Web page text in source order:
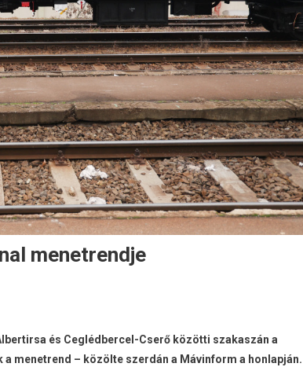
menetrendje
és Ceglédbercel-Cserő közötti szakaszán a
menetrend – közölte szerdán a Mávinform a honlapján.